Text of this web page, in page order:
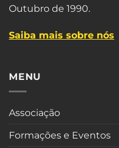
Outubro de 1990.
Saiba mais sobre nós
MENU
Associação
Formações e Eventos